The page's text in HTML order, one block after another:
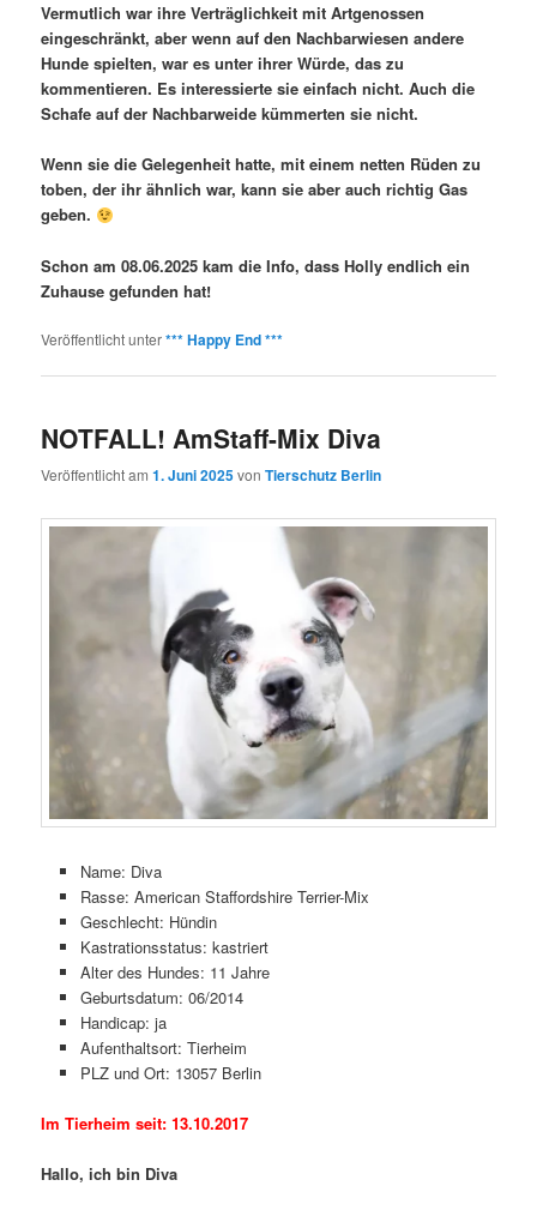
Vermutlich war ihre Verträglichkeit mit Artgenossen
eingeschränkt, aber wenn auf den Nachbarwiesen andere
Hunde spielten, war es unter ihrer Würde, das zu
kommentieren. Es interessierte sie einfach nicht. Auch die
Schafe auf der Nachbarweide kümmerten sie nicht.
Wenn sie die Gelegenheit hatte, mit einem netten Rüden zu
toben, der ihr ähnlich war, kann sie aber auch richtig Gas
geben.
Schon am 08.06.2025 kam die Info, dass Holly endlich ein
Zuhause gefunden hat!
Veröffentlicht unter*** Happy End ***
NOTFALL! AmStaff-Mix Diva
Veröffentlicht am1. Juni 2025vonTierschutz Berlin
Name: Diva
Rasse: American Staffordshire Terrier-Mix
Geschlecht: Hündin
Kastrationsstatus: kastriert
Alter des Hundes: 11 Jahre
Geburtsdatum: 06/2014
Handicap: ja
Aufenthaltsort: Tierheim
PLZ und Ort: 13057 Berlin
Im Tierheim seit: 13.10.2017
Hallo, ich bin Diva